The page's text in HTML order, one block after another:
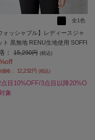
全1色
ォッシャブル】レディースジャ
ト 黒無地 RENU生地使用 SOFFI
年【レディース】
： 15,290円 (税込)
価格： 12,232円 (税込)
目10%OFF/3点目以降20%O
象